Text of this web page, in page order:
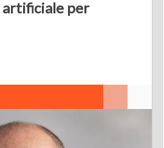
artificiale per